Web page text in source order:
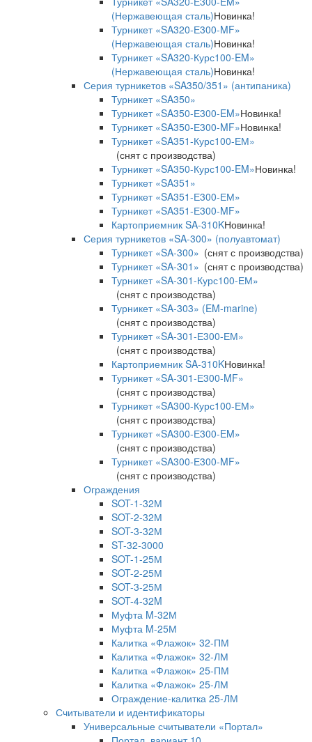
(Нержавеющая сталь)Новинка!
Турникет «SA320-Е300-MF»
(Нержавеющая сталь)Новинка!
Турникет «SA320-Курс100-EM»
(Нержавеющая сталь)Новинка!
Серия турникетов «SA350/351» (антипаника)
Турникет «SA350»
Турникет «SA350-Е300-EM»Новинка!
Турникет «SA350-Е300-MF»Новинка!
Турникет «SA351-Курс100-ЕМ»
(снят с производства)
Турникет «SA350-Курс100-EM»Новинка!
Турникет «SA351»
Турникет «SA351-Е300-ЕМ»
Турникет «SA351-Е300-MF»
Картоприемник SA-310KНовинка!
Серия турникетов «SA-300» (полуавтомат)
Турникет «SA-300» (снят с производства)
Турникет «SA-301» (снят с производства)
Турникет «SA-301-Курс100-ЕМ»
(снят с производства)
Турникет «SA-303» (EM-marine)
(снят с производства)
Турникет «SA-301-Е300-ЕМ»
(снят с производства)
Картоприемник SA-310KНовинка!
Турникет «SA-301-Е300-MF»
(снят с производства)
Турникет «SA300-Курс100-ЕМ»
(снят с производства)
Турникет «SA300-Е300-EM»
(снят с производства)
Турникет «SA300-Е300-MF»
(снят с производства)
Ограждения
SOT-1-32М
SOT-2-32М
SOT-3-32М
ST-32-3000
SOT-1-25М
SOT-2-25М
SOT-3-25М
SOT-4-32M
Муфта M-32М
Муфта M-25М
Калитка «Флажок» 32-ПМ
Калитка «Флажок» 32-ЛМ
Калитка «Флажок» 25-ПМ
Калитка «Флажок» 25-ЛМ
Ограждение-калитка 25-ЛМ
Считыватели и идентификаторы
Универсальные считыватели «Портал»